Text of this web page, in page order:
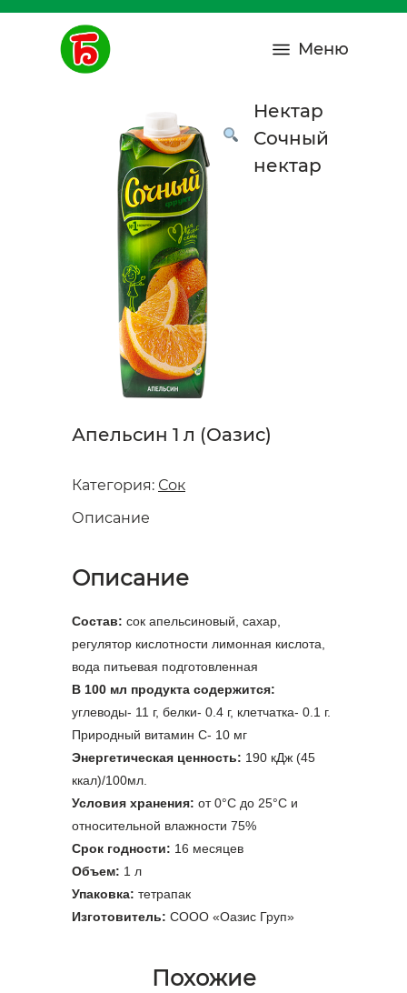
Меню
Нектар
Сочный
нектар
Апельсин 1 л (Оазис)
Категория: Сок
Описание
Описание
Состав: сок апельсиновый, сахар,
регулятор кислотности лимонная кислота,
вода питьевая подготовленная
В 100 мл продукта содержится:
углеводы- 11 г, белки- 0.4 г, клетчатка- 0.1 г.
Природный витамин С- 10 мг
Энергетическая ценность: 190 кДж (45
ккал)/100мл.
Условия хранения: от 0°С до 25°С и
относительной влажности 75%
Срок годности: 16 месяцев
Объем: 1 л
Упаковка: тетрапак
Изготовитель: СООО «Оазис Груп»
Похожие